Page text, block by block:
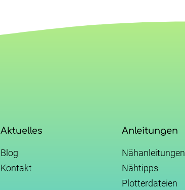
Aktuelles
Blog
Kontakt
Anleitungen
Nähanleitungen
Nähtipps
Plotterdateien